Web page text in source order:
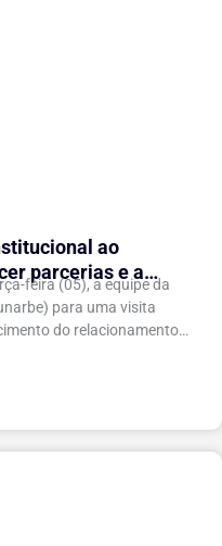
ao
parcerias e a
feira (05), a equipe da
para uma visita
do relacionamento